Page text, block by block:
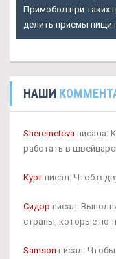
Примобол при таких
делить приемы пищи
НАШИ
Sheremeteva писала:
работать в
Курт писал: Чтоб в
Сидор писал:
страны, которые по-
Samson писал: